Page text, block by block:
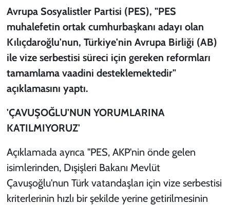
Avrupa Sosyalistler Partisi (PES), "PES
muhalefetin ortak cumhurbaşkanı adayı olan
Kılıçdaroğlu'nun, Türkiye'nin Avrupa Birliği (AB)
ile vize serbestisi süreci için gereken reformları
tamamlama vaadini desteklemektedir"
açıklamasını yaptı.
'ÇAVUŞOĞLU'NUN YORUMLARINA
KATILMIYORUZ'
Açıklamada ayrıca "PES, AKP'nin önde gelen
isimlerinden, Dışişleri Bakanı Mevlüt
Çavuşoğlu'nun Türk vatandaşları için vize serbestisi
kriterlerinin hızlı bir şekilde yerine getirilmesinin